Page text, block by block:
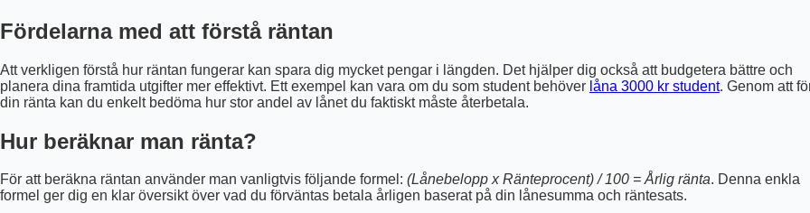
Fördelarna med att förstå räntan
Att verkligen förstå hur räntan fungerar kan spara dig mycket pengar i längden. Det hjälper dig också att budgetera bättre och
planera dina framtida utgifter mer effektivt. Ett exempel kan vara om du som student behöver låna 3000 kr student. Genom att
din ränta kan du enkelt bedöma hur stor andel av lånet du faktiskt måste återbetala.
Hur beräknar man ränta?
För att beräkna räntan använder man vanligtvis följande formel: (Lånebelopp x Ränteprocent) / 100 = Årlig ränta. Denna enkla
formel ger dig en klar översikt över vad du förväntas betala årligen baserat på din lånesumma och räntesats.